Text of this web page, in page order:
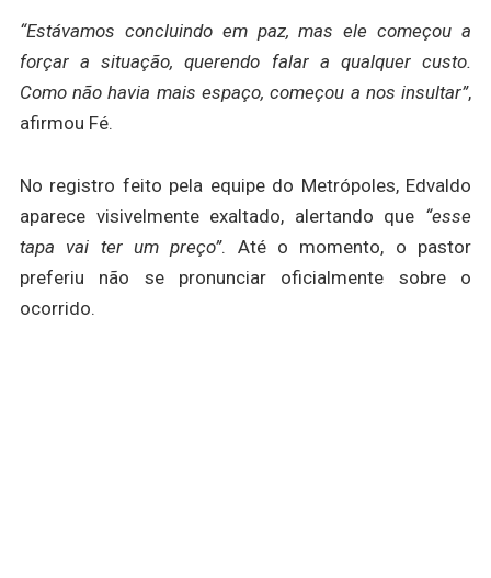
“Estávamos concluindo em paz, mas ele começou a
forçar a situação, querendo falar a qualquer custo.
Como não havia mais espaço, começou a nos insultar”,
afirmou Fé.
No registro feito pela equipe do Metrópoles, Edvaldo
aparece visivelmente exaltado, alertando que “esse
tapa vai ter um preço”. Até o momento, o pastor
preferiu não se pronunciar oficialmente sobre o
ocorrido.